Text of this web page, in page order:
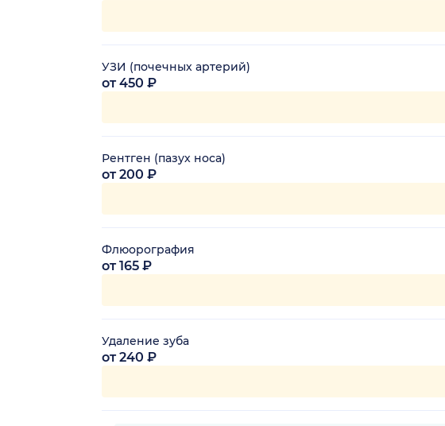
УЗИ (почечных артерий)
от 450 ₽
Рентген (пазух носа)
от 200 ₽
Флюорография
от 165 ₽
Удаление зуба
от 240 ₽